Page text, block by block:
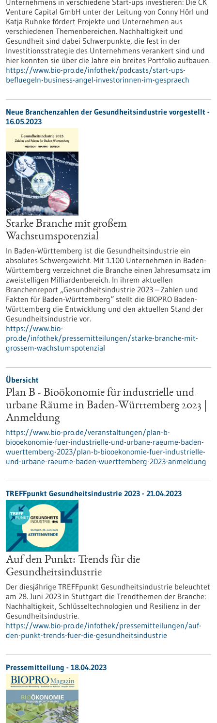
Venture Capital GmbH unter der Leitung von Conny Hörl und
Katja Ruhnke fördert Projekte und Unternehmen aus
verschiedenen Themenbereichen. Nachhaltigkeit und
Gesundheit sind dabei Schwerpunkte, die fest in der
Investitionsstrategie des Unternehmens verankert sind und
hier konnten sie über die Jahre ein breites Portfolio aufbauen.
https://www.bio-pro.de/infothek/podcasts/start-ups-
befluegeln-business-angel-investorinnen-im-gespraech
Neue Branchenzahlen der Gesundheitsindustrie vorgestellt -
16.05.2023
Starke Branche mit großem
Wachstumspotenzial
In Baden-Württemberg ist die Gesundheitsindustrie ein
absolutes Schwergewicht. Mit 1.100 Unternehmen in Baden-
Württemberg verzeichnet die Branche einen Jahresumsatz im
zweistelligen Milliardenbereich. In ihrem aktuellen
Branchenreport „Gesundheitsindustrie 2023 – Zahlen und
Fakten für Baden-Württemberg“ stellt die BIOPRO Baden-
Württemberg die Entwicklung und den aktuellen Stand der
Gesundheitsindustrie vor.
https://www.bio-
pro.de/infothek/pressemitteilungen/starke-branche-mit-
grossem-wachstumspotenzial
Übersicht
Plan B - Bioökonomie für industrielle und
urbane Räume in Baden-Württemberg 2023 |
Anmeldung
https://www.bio-pro.de/veranstaltungen/plan-b-
biooekonomie-fuer-industrielle-und-urbane-raeume-baden-
wuerttemberg-2023/plan-b-biooekonomie-fuer-industrielle-
und-urbane-raeume-baden-wuerttemberg-2023-anmeldung
TREFFpunkt Gesundheitsindustrie 2023 - 21.04.2023
Auf den Punkt: Trends für die
Gesundheitsindustrie
Der diesjährige TREFFpunkt Gesundheitsindustrie beleuchtet
am 28. Juni 2023 in Stuttgart die Trendthemen der Branche:
Nachhaltigkeit, Schlüsseltechnologien und Resilienz in der
Gesundheitsindustrie.
https://www.bio-pro.de/infothek/pressemitteilungen/auf-
den-punkt-trends-fuer-die-gesundheitsindustrie
Pressemitteilung - 18.04.2023